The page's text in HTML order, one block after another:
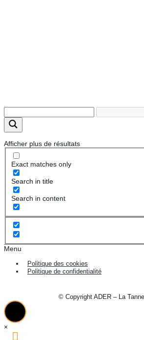
Afficher plus de résultats
Exact matches only
Search in title
Search in content
Menu
Politique des cookies
Politique de confidentialité
© Copyright ADER – La
×